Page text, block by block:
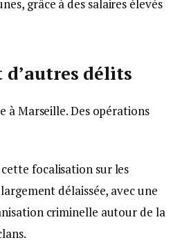
grâce à des salaires élevés
délits
Marseille. Des opérations
focalisation sur les
délaissée, avec une
criminelle autour de la